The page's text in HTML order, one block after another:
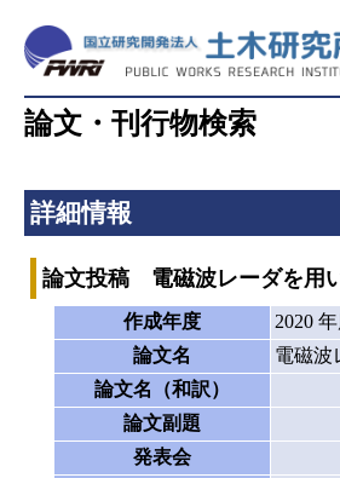
論文・刊行物検索
詳細情報
論文投稿 電磁波レーダを用
作成年度
2020
論文名
電磁波
論文名（和訳）
論文副題
発表会